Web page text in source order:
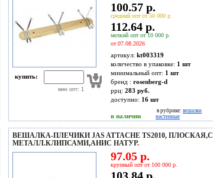
купить:
мин опт: 1
100.57 р.
средний опт от 50 000 р.
112.64 р.
мелкий опт от 10 000 р.
от 07.08.2026
артикул: kt003319
количество в упаковке: 1 шт
минимальный опт: 1 шт
бренд : rosenberg-d
ррц: 283 руб.
доступно: 16 шт
в наличии
в рубрике: вешалки
настенные
ВЕШАЛКА-ПЛЕЧИКИ JAS ATTACHE TS2010, ПЛОСКАЯ,С
МЕТАЛЛ.КЛИПСАМИ,АНИС НАТУР.
97.05 р.
крупный опт от 100 000 р.